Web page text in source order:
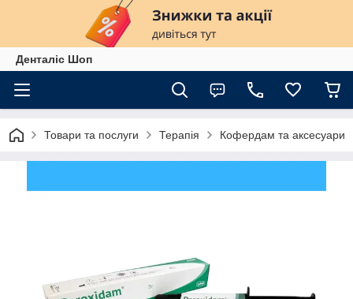
Денталіс Шоп
Товари та послуги Терапія Кофердам та аксесуари